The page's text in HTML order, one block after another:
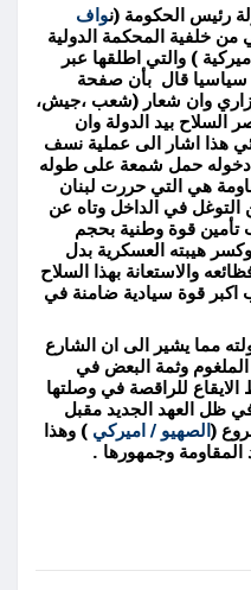
رئيس الحكومة (نواف
خلفية المحكمة الدولية
) والتي اطلقها عبر
سياسيا قال بأن صفحة
وان شعار (شعب ،جيش،
بيد الدولة وان
هذا اشار الى عملية نسف
حمل شمعة على طوله
هي التي حررت لبنان
في الداخل وتاه عن
تأمين قوة وطنية بحجم
هيبته العسكرية بدل
والاستعانة بهذا السلاح
قوة سيادية ضامنة في
مما يشير الى ان الشارع
وثمة البعض في
للراقصة في وصلتها
ظل العهد الجديد مقبل
(الصهيو / اميركي ) وهذا
وجمهورها .